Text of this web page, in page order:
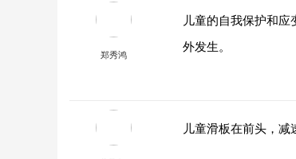
郑秀鸿
儿童的自我保护和
外发生。
儿童滑板在前头，减